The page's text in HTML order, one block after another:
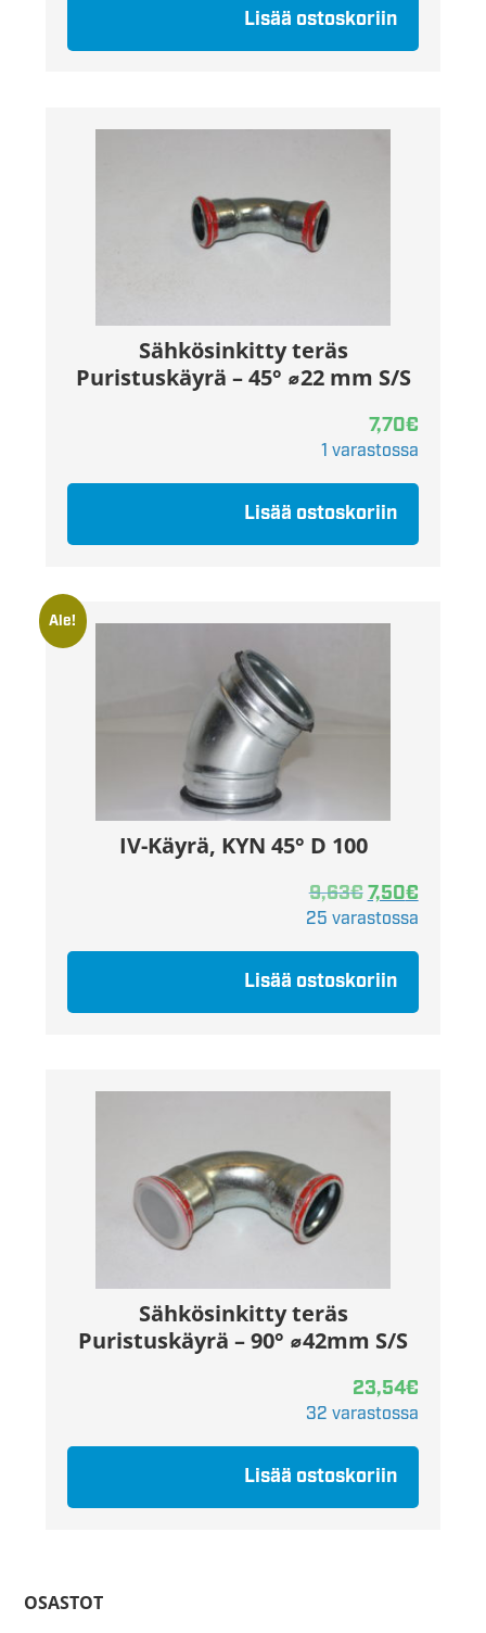
Lisää ostoskoriin
Sähkösinkitty teräs
Puristuskäyrä – 45° ⌀22 mm S/S
7,70€
1 varastossa
Lisää ostoskoriin
Ale!
IV-Käyrä, KYN 45° D 100
9,63€7,50€
25 varastossa
Lisää ostoskoriin
Sähkösinkitty teräs
Puristuskäyrä – 90° ⌀42mm S/S
23,54€
32 varastossa
Lisää ostoskoriin
OSASTOT